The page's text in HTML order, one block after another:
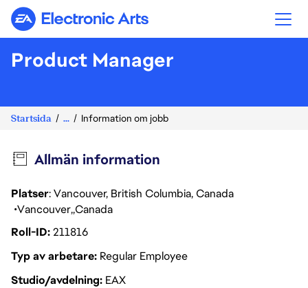
Electronic Arts
Product Manager
Startsida ... Information om jobb
Allmän information
Platser: Vancouver, British Columbia, Canada
Vancouver Canada
Roll-ID211816
Typ av arbetare Regular Employee
Studio/avdelning EAX